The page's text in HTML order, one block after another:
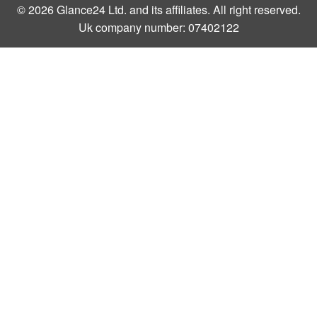
© 2026 Glance24 Ltd. and its affiliates. All right reserved.
Uk company number: 07402122